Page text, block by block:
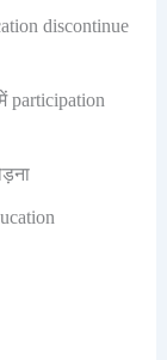
discontinue
participation